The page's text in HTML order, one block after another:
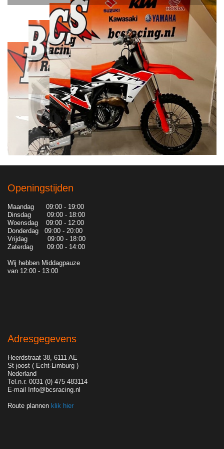
Openingstijden
Maandag 09:00 - 19:00
Dinsdag 09:00 - 18:00
Woensdag 09:00 - 12:00
Donderdag 09:00 - 20:00
Vrijdag 09:00 - 18:00
Zaterdag 09:00 - 14:00
Wij hebben Middagpauze
van 12:00 - 13:00
Adresgegevens
Heerdstraat 38, 6111 AE
St joost ( Echt-Limburg )
Nederland
Tel.n.r. 0031 (0) 475 483114
E-mail Info@bcsracing.nl
Route plannen klik hier